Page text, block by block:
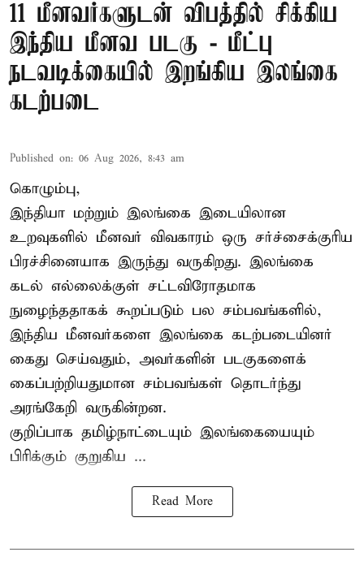
11 மீனவர்களுடன் விபத்தில் சிக்கிய
இந்திய மீனவ படகு - மீட்பு
நடவடிக்கையில் இறங்கிய இலங்கை
கடற்படை
Published on: 06 Aug 2026, 8:43 am
கொழும்பு,
இந்தியா மற்றும் இலங்கை இடையிலான
உறவுகளில் மீனவர் விவகாரம் ஒரு சர்ச்சைக்குரிய
பிரச்சினையாக இருந்து வருகிறது. இலங்கை
கடல் எல்லைக்குள் சட்டவிரோதமாக
நுழைந்ததாகக் கூறப்படும் பல சம்பவங்களில்,
இந்திய மீனவர்களை இலங்கை கடற்படையினர்
கைது செய்வதும், அவர்களின் படகுகளைக்
கைப்பற்றியதுமான சம்பவங்கள் தொடர்ந்து
அரங்கேறி வருகின்றன.
குறிப்பாக தமிழ்நாட்டையும் இலங்கையையும்
பிரிக்கும் குறுகிய ...
Read More